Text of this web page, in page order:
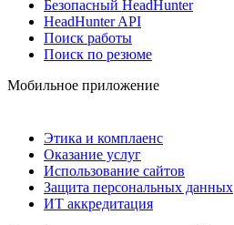
Безопасный HeadHunter
HeadHunter API
Поиск работы
Поиск по резюме
Мобильное приложение
Этика и комплаенс
Оказание услуг
Использование сайтов
Защита персональных данных
ИТ аккредитация